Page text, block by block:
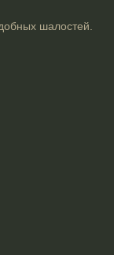
шалостей.